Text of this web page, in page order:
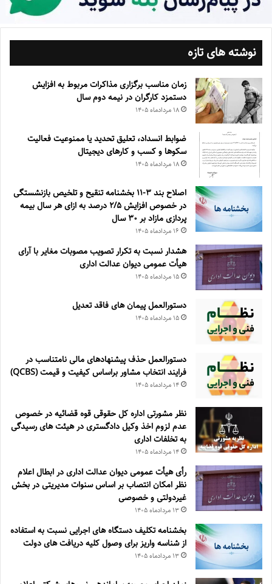
نوشته های تازه
زمان مناسب برگزاری مذاکرات مربوط به افزایش
دستمزد کارگران در نیمه دوم سال
۱۸ مرداد‌ماه ۱۴۰۵
ضوابط انسداد، تعليق تحديد يا ممنوعيت فعاليت
سكوها و كسب و كارهای ديجيتال
۱۸ مرداد‌ماه ۱۴۰۵
اصلاح بند ۳‏-۱۱ بخشنامه تنقیح و تلخیص بازنشستگی
در خصوص افزایش ۵‏‏‏‏‏‏‏‏‏/۲ درصد به ازای هر سال بیمه
پردازی مازاد بر ۳۰‏ سال
۱۶ مرداد‌ماه ۱۴۰۵
هشدار نسبت به تکرار تصویب مصوبات مغایر با آرای
هیأت عمومی دیوان عدالت اداری
۱۵ مرداد‌ماه ۱۴۰۵
دستورالعمل پیمان های فاقد تعدیل
۱۵ مرداد‌ماه ۱۴۰۵
دستورالعمل حذف پيشنهادهای مالی نامتناسب در
فرايند انتخاب مشاور براساس كيفيت و قيمت (QCBS)
۱۴ مرداد‌ماه ۱۴۰۵
نظر مشورتی اداره کل حقوقی قوه قضائیه در خصوص
عدم لزوم اخذ وکیل دادگستری در هیئت های رسیدگی
به تخلفات اداری
۱۴ مرداد‌ماه ۱۴۰۵
رأی هیأت عمومی دیوان عدالت اداری در ابطال اعلام
نظر امکان انتصاب بر اساس سنوات مدیریتی در بخش
غیردولتی و خصوصی
۱۳ مرداد‌ماه ۱۴۰۵
بخشنامه تکلیف دستگاه های اجرایی نسبت به استفاده
از شناسه واریز برای وصول کلیه دریافت های دولت
۱۳ مرداد‌ماه ۱۴۰۵